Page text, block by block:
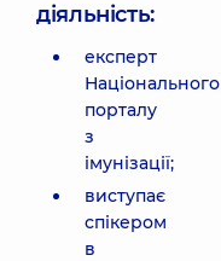
діяльність:
експерт
Національного
порталу
з
імунізації;
виступає
спікером
в